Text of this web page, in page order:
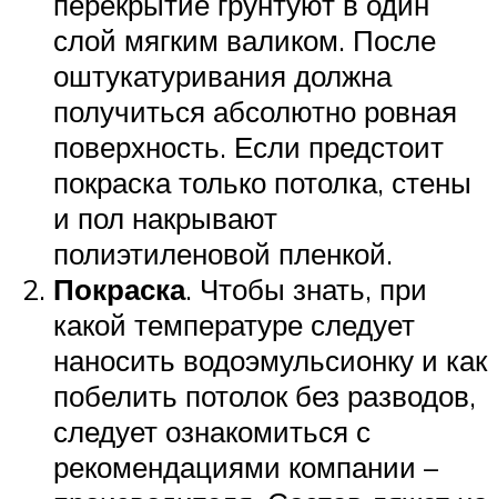
слой мягким валиком. После
оштукатуривания должна
получиться абсолютно ровная
поверхность. Если предстоит
покраска только потолка, стены
и пол накрывают
полиэтиленовой пленкой.
Покраска. Чтобы знать, при
какой температуре следует
наносить водоэмульсионку и как
побелить потолок без разводов,
следует ознакомиться с
рекомендациями компании –